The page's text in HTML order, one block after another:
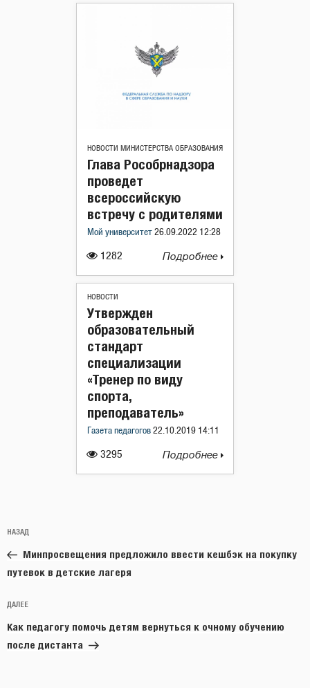
НОВОСТИ МИНИСТЕРСТВА ОБРАЗОВАНИЯ
1282
Глава Рособрнадзора
проведет
всероссийскую
встречу с родителями
Мой университет 26.09.2022 12:28
Подробнее
НОВОСТИ
3295
Утвержден
образовательный
стандарт
специализации
«Тренер по виду
спорта,
преподаватель»
Газета педагогов 22.10.2019 14:11
Подробнее
по
записям
Предыдущая
запись:
НАЗАД
Минпросвещения предложило ввести кешбэк на покупку
путевок в детские лагеря
Следующая
запись
ДАЛЕЕ
Как педагогу помочь детям вернуться к очному обучению
после дистанта